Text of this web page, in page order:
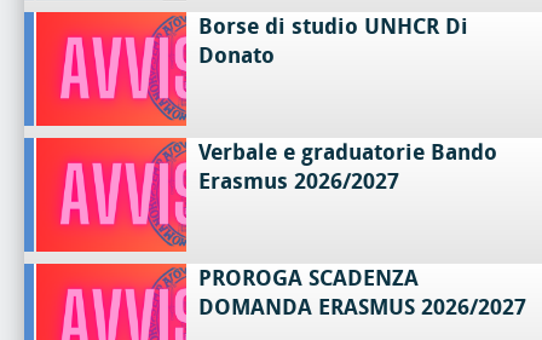
Borse di studio UNHCR Di
Donato
Verbale e graduatorie Bando
Erasmus 2026/2027
PROROGA SCADENZA
DOMANDA ERASMUS 2026/2027